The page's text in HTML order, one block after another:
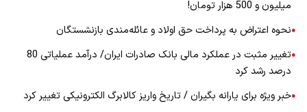
میلیون و 500 هزار تومان!
●نحوه اعتراض به پرداخت حق اولاد و عائله‌مندی بازنشستگان
●
تغییر مثبت در عملکرد مالی بانک صادرات ایران/ درآمد عملیاتی 80
درصد رشد کرد
●خبر ویژه برای یارانه بگیران / تاریخ واریز کالابرگ الکترونیکی تغییر کرد